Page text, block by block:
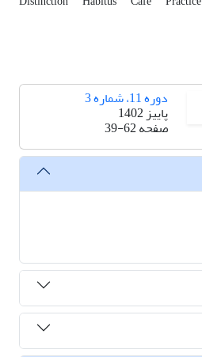
دوره 11، شماره 3
پاییز 1402
صفحه39-62